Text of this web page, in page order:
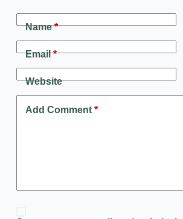
Name*
Email*
Website
Add Comment*